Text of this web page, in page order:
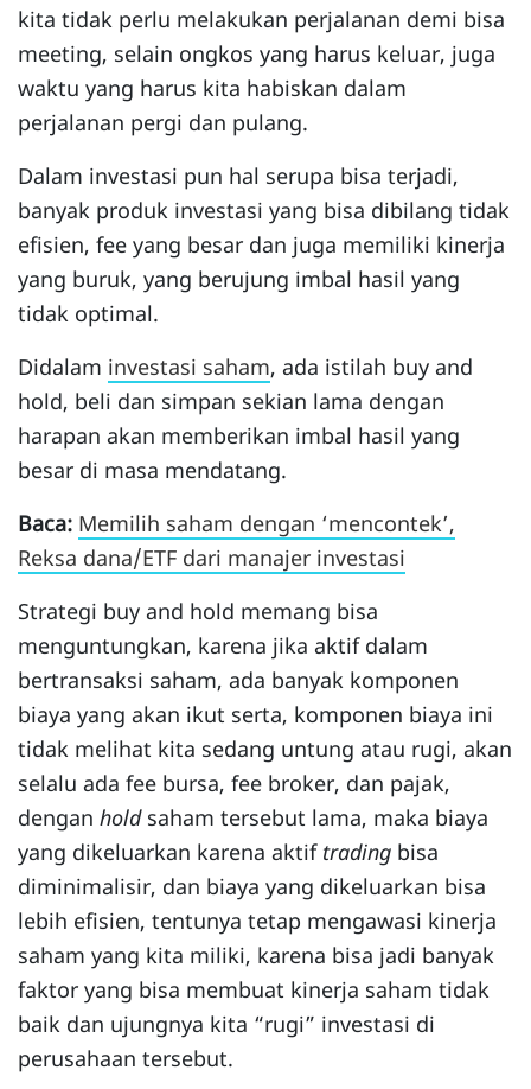
kita tidak perlu melakukan perjalanan demi bisa
meeting, selain ongkos yang harus keluar, juga
waktu yang harus kita habiskan dalam
perjalanan pergi dan pulang.
Dalam investasi pun hal serupa bisa terjadi,
banyak produk investasi yang bisa dibilang tidak
efisien, fee yang besar dan juga memiliki kinerja
yang buruk, yang berujung imbal hasil yang
tidak optimal.
Didalam investasi saham, ada istilah buy and
hold, beli dan simpan sekian lama dengan
harapan akan memberikan imbal hasil yang
besar di masa mendatang.
Baca: Memilih saham dengan ‘mencontek’,
Reksa dana/ETF dari manajer investasi
Strategi buy and hold memang bisa
menguntungkan, karena jika aktif dalam
bertransaksi saham, ada banyak komponen
biaya yang akan ikut serta, komponen biaya ini
tidak melihat kita sedang untung atau rugi, akan
selalu ada fee bursa, fee broker, dan pajak,
dengan holdsaham tersebut lama, maka biaya
yang dikeluarkan karena aktif trading bisa
diminimalisir, dan biaya yang dikeluarkan bisa
lebih efisien, tentunya tetap mengawasi kinerja
saham yang kita miliki, karena bisa jadi banyak
faktor yang bisa membuat kinerja saham tidak
baik dan ujungnya kita “rugi” investasi di
perusahaan tersebut.